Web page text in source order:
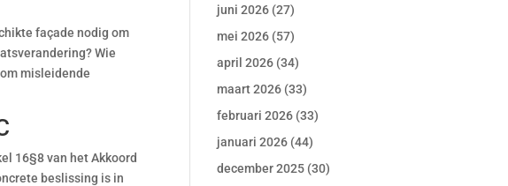
façade nodig om
Wie
misleidende
16§8 van het Akkoord
beslissing is in
juni 2026 (27)
mei 2026 (57)
april 2026 (34)
maart 2026 (33)
februari 2026 (33)
januari 2026 (44)
december 2025 (30)